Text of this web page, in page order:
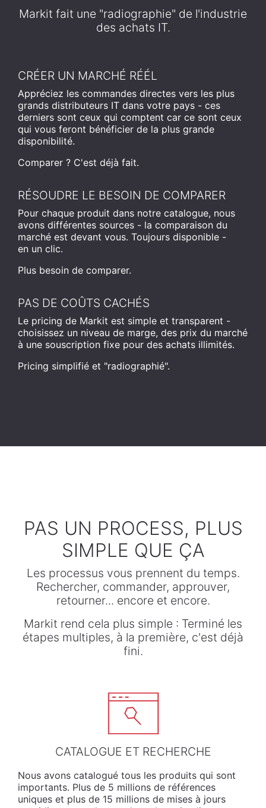
Markit fait une "radiographie" de l'industrie
des achats IT.
CRÉER UN MARCHÉ RÉÉL
Appréciez les commandes directes vers les plus
grands distributeurs IT dans votre pays - ces
derniers sont ceux qui comptent car ce sont ceux
qui vous feront bénéficier de la plus grande
disponibilité.
Comparer ? C'est déjà fait.
RÉSOUDRE LE BESOIN DE COMPARER
Pour chaque produit dans notre catalogue, nous
avons différentes sources - la comparaison du
marché est devant vous. Toujours disponible -
en un clic.
Plus besoin de comparer.
PAS DE COÛTS CACHÉS
Le pricing de Markit est simple et transparent -
choisissez un niveau de marge, des prix du marché
à une souscription fixe pour des achats illimités.
Pricing simplifié et "radiographié".
PAS UN PROCESS, PLUS
SIMPLE QUE ÇA
Les processus vous prennent du temps.
Rechercher, commander, approuver,
retourner... encore et encore.
Markit rend cela plus simple : Terminé les
étapes multiples, à la première, c'est déjà
fini.
CATALOGUE ET RECHERCHE
Nous avons catalogué tous les produits qui sont
importants. Plus de 5 millions de références
uniques et plus de 15 millions de mises à jours